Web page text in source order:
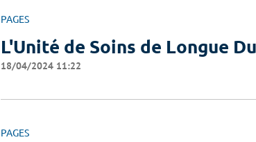
PAGES
L'Unité de Soins de Longue
18/04/2024 11:22
PAGES